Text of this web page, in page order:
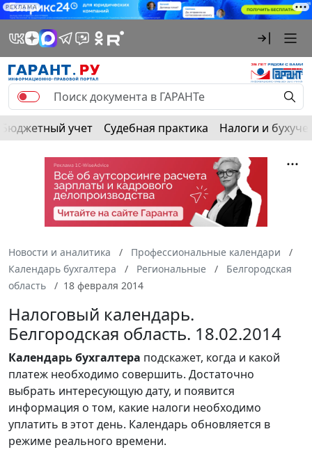
РЕКЛАМА
Бюджетный учет Судебная практика Налоги и
Новости и аналитика
Профессиональные календари
Календарь бухгалтера
Региональные
Белгородская
область
18 февраля 2014
Налоговый календарь.
Белгородская область. 18.02.2014
Календарьбухгалтера подскажет, когда и какой
платеж необходимо совершить. Достаточно
выбрать интересующую дату, и появится
информация о том, какие налоги необходимо
уплатить в этот день. Календарь обновляется в
режиме реального времени.